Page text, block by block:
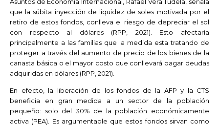
que la súbita inyección de liquidez de soles motivada por el
retiro de estos fondos, conlleva el riesgo de depreciar el sol
con respecto al dólares (RPP, 2021). Esto afectaría
principalmente a las familias que la medida esta tratando de
proteger a través del aumento de precio de los bienes de la
canasta básica o el mayor costo que conllevará pagar deudas
adquiridas en dólares (RPP, 2021).
En efecto, la liberación de los fondos de la AFP y la CTS
beneficia en gran medida a un sector de la población
pequeño: solo del 30% de la población económicamente
activa (PEA). Es argumentable que estos fondos sirvan como